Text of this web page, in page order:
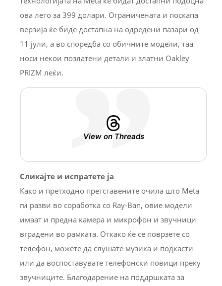
ова лето за 399 долари. Ограничената и поскапа
верзија ќе биде достапна на одредени пазари од
11 јули, а во споредба со обичните модели, таа
носи некои позлатени детали и златни Oakley
PRIZM леќи.
View on Threads
Сликајте и испратете ја
Како и претходно претставените очила што Meta
ги разви во соработка со Ray-Ban, овие модели
имаат и предна камера и микрофон и звучници
вградени во рамката. Откако ќе се поврзете со
телефон, можете да слушате музика и подкасти
или да воспоставувате телефонски повици преку
звучниците. Благодарение на поддршката за